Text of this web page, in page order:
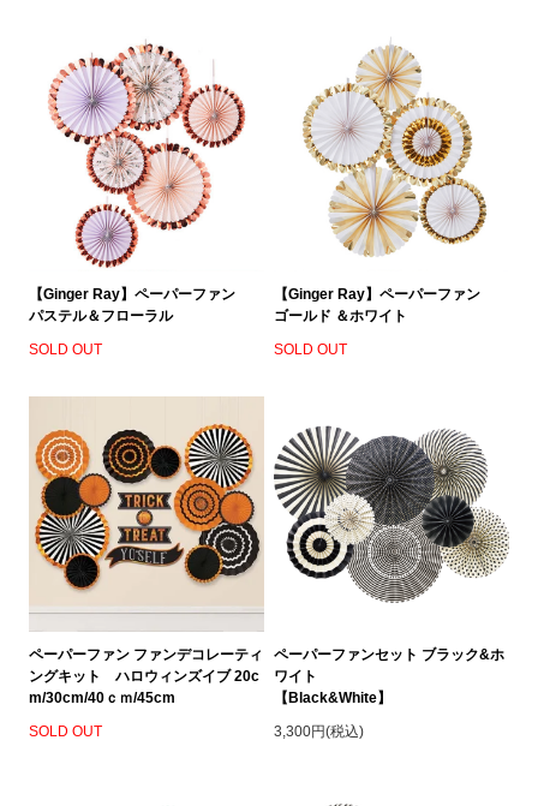
【Ginger Ray】ペーパーファン
パステル＆フローラル
SOLD OUT
【Ginger Ray】ペーパーファン
ゴールド ＆ホワイト
SOLD OUT
ペーパーファン ファンデコレーティ
ングキット ハロウィンズイブ 20c
m/30cm/40ｃｍ/45cm
SOLD OUT
ペーパーファンセット ブラック&ホ
ワイト
【Black&White】
3,300円(税込)